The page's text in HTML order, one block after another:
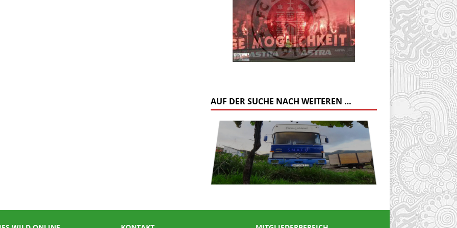
AUF DER SUCHE NACH WEITEREN …